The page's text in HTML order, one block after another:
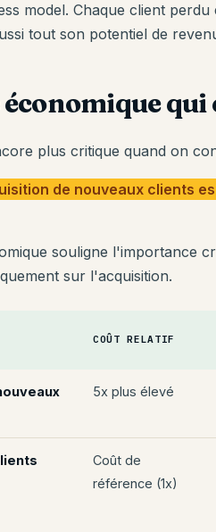
model. Chaque client
tout son potentiel de
qui
plus critique quand on
de nouveaux clients
souligne l'importance
sur l'acquisition.
COÛT RELATIF
5x plus élevé
Coût de
référence (1x)